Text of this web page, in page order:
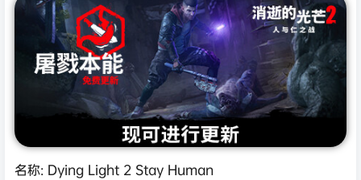
名称: Dying Light 2 Stay Human